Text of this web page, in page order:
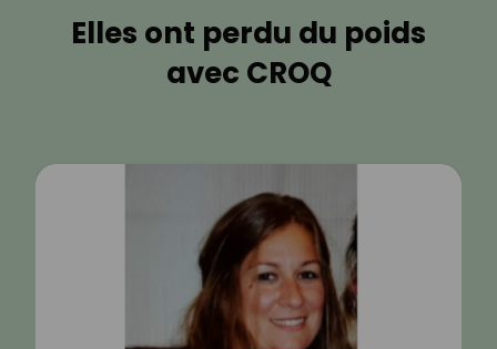
Elles ont perdu du poids
avec CROQ